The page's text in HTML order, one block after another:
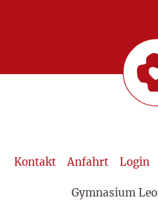
Kontakt Anfahrt Login
Gymnasium